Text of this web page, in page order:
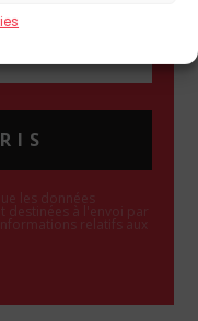
les données
destinées à l'envoi par
relatifs aux